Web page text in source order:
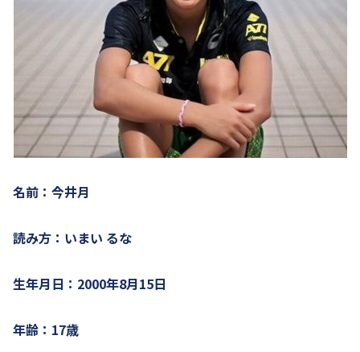
名前：今井月
読み方：いまい るな
生年月日：2000年8月15日
年齢：17歳